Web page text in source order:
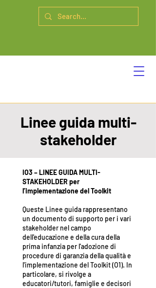
Linee guida multi-
stakeholder
IO3 – LINEE GUIDA MULTI-
STAKEHOLDER per
l’implementazione del Toolkit
Queste Linee guida rappresentano
un documento di supporto per i vari
stakeholder nel campo
dell'educazione e della cura della
prima infanzia per l'adozione di
procedure di garanzia della qualità e
l'implementazione del Toolkit (O1). In
particolare, si rivolge a
educatori/tutori, famiglie e decisori